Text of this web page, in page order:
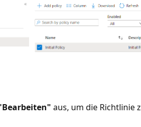
aus, um die Richtlinie